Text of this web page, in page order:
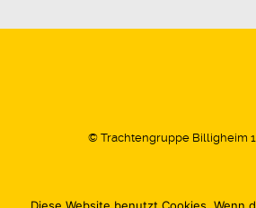
© Trachtengruppe Billigheim